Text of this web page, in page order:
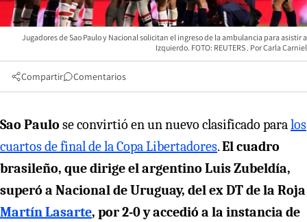
Jugadores de Sao Paulo y Nacional solicitan el ingreso de la ambulancia para asistir a
Izquierdo. FOTO: REUTERS
Carla Carniel
Compartir Comentarios
Sao Paulo se convirtió en un nuevo clasificado paralos
cuartos de final de la Copa Libertadores.El cuadro
brasileño, que dirige el argentino Luis Zubeldía,
superó a Nacional de Uruguay, del ex DT de la Roja
Martín Lasarte, por 2-0 y accedió a la instancia de